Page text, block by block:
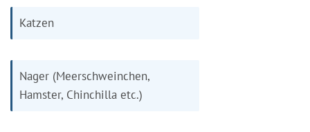
Katzen
Nager (Meerschweinchen,
Hamster, Chinchilla etc.)